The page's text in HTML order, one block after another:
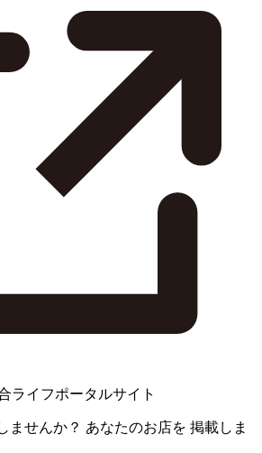
ライフポータルサイト
ませんか？ あなたのお店を 掲載しま